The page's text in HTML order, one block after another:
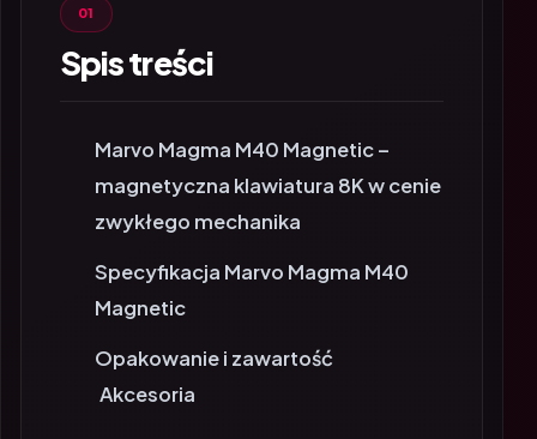
Spis treści
Marvo Magma M40 Magnetic –
magnetyczna klawiatura 8K w cenie
zwykłego mechanika
Specyfikacja Marvo Magma M40
Magnetic
Opakowanie i zawartość
Akcesoria